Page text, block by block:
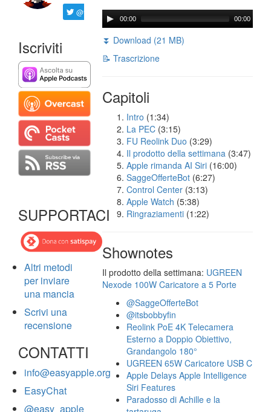
@ftrava
Iscriviti
SUPPORTACI
Altri metodi
per inviare
una mancia
Scrivi una
recensione
CONTATTI
info@easyapple.org
EasyChat
@easy_apple
00:00 00:00
⏬ Download (21 MB)
📝 Trascrizione
Capitoli
Intro (1:34)
La PEC (3:15)
FU Reolink Duo (3:29)
Il prodotto della settimana (3:47)
Apple rimanda AI Siri (16:00)
SaggeOfferteBot (6:27)
Control Center (3:13)
Apple Watch (5:38)
Ringraziamenti (1:22)
Shownotes
Il prodotto della settimana: UGREEN
Nexode 100W Caricatore a 5 Porte
@SaggeOfferteBot
@itsbobbyfin
Reolink PoE 4K Telecamera
Esterno a Doppio Obiettivo,
Grandangolo 180°
UGREEN 65W Caricatore USB C
Apple Delays Apple Intelligence
Siri Features
Paradosso di Achille e la